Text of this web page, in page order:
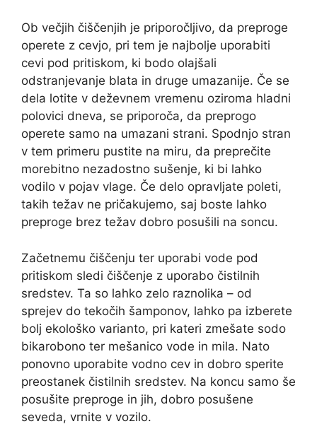
Ob večjih čiščenjih je priporočljivo, da preproge
operete z cevjo, pri tem je najbolje uporabiti
cevi pod pritiskom, ki bodo olajšali
odstranjevanje blata in druge umazanije. Če se
dela lotite v deževnem vremenu oziroma hladni
polovici dneva, se priporoča, da preprogo
operete samo na umazani strani. Spodnjo stran
v tem primeru pustite na miru, da preprečite
morebitno nezadostno sušenje, ki bi lahko
vodilo v pojav vlage. Če delo opravljate poleti,
takih težav ne pričakujemo, saj boste lahko
preproge brez težav dobro posušili na soncu.
Začetnemu čiščenju ter uporabi vode pod
pritiskom sledi čiščenje z uporabo čistilnih
sredstev. Ta so lahko zelo raznolika – od
sprejev do tekočih šamponov, lahko pa izberete
bolj ekološko varianto, pri kateri zmešate sodo
bikarobono ter mešanico vode in mila. Nato
ponovno uporabite vodno cev in dobro sperite
preostanek čistilnih sredstev. Na koncu samo še
posušite preproge in jih, dobro posušene
seveda, vrnite v vozilo.